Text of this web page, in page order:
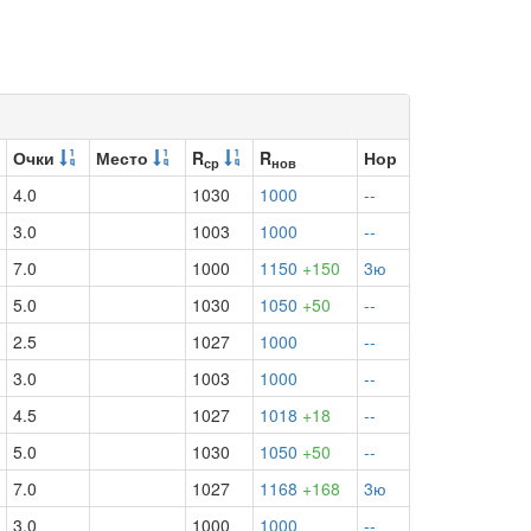
Очки Место Rср Rнов
Нор
4.0 1030 1000
--
3.0 1003 1000
--
7.0 1000 1150 +150
3ю
5.0 1030 1050 +50
--
2.5 1027 1000
--
3.0 1003 1000
--
4.5 1027 1018 +18
--
5.0 1030 1050 +50
--
7.0 1027 1168 +168
3ю
3.0 1000 1000 --